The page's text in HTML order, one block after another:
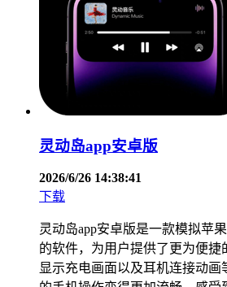
灵动岛app安卓版
2026/6/26 14:38:41
下载
灵动岛app安卓版是一款模拟苹
的软件，为用户提供了更为便捷
显示充电画面以及耳机连接动